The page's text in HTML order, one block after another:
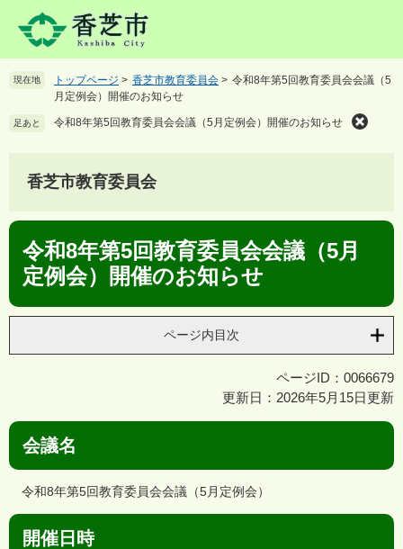
現在地 トップページ > 香芝市教育委員会 > 令和8年第5回教育委員会会議（5
月定例会）開催のお知らせ
足あと 令和8年第5回教育委員会会議（5月定例会）開催のお知らせ
香芝市教育委員会
本
令和8年第5回教育委員会会議（5月
定例会）開催のお知らせ
ページ内目次
ページID：0066679
更新日：2026年5月15日更新
会議名
令和8年第5回教育委員会会議（5月定例会）
開催日時